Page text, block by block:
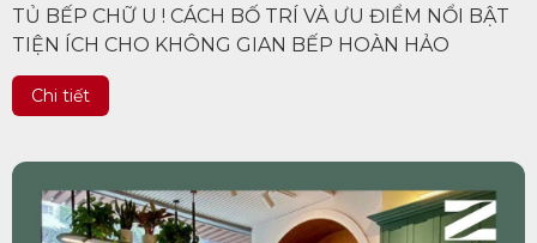
TỦ BẾP CHỮ U ! CÁCH BỐ TRÍ VÀ ƯU ĐIỂM NỔI BẬT
TIỆN ÍCH CHO KHÔNG GIAN BẾP HOÀN HẢO
Chi tiết